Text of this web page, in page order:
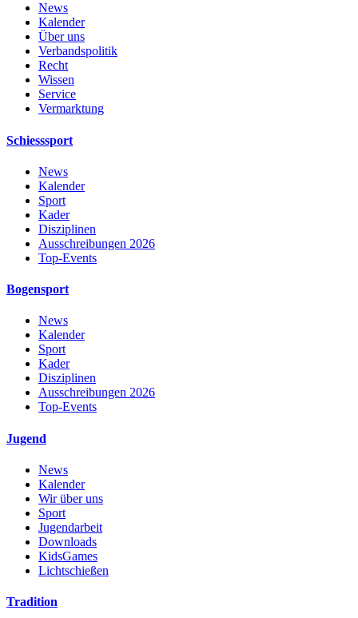
News
Kalender
Über uns
Verbandspolitik
Recht
Wissen
Service
Vermarktung
Schiesssport
News
Kalender
Sport
Kader
Disziplinen
Ausschreibungen 2026
Top-Events
Bogensport
News
Kalender
Sport
Kader
Disziplinen
Ausschreibungen 2026
Top-Events
Jugend
News
Kalender
Wir über uns
Sport
Jugendarbeit
Downloads
KidsGames
Lichtschießen
Tradition